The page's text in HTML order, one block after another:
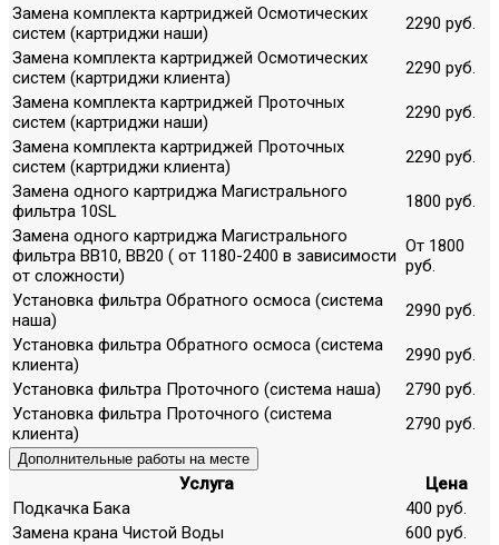
Замена комплекта картриджей Осмотических
систем (картриджи наши)
2290 руб.
Замена комплекта картриджей Осмотических
систем (картриджи клиента)
2290 руб.
Замена комплекта картриджей Проточных
систем (картриджи наши)
2290 руб.
Замена комплекта картриджей Проточных
систем (картриджи клиента)
2290 руб.
Замена одного картриджа Магистрального
фильтра 10SL
1800 руб.
Замена одного картриджа Магистрального
фильтра ВВ10, ВВ20 ( от 1180-2400 в зависимости
от сложности)
От 1800
руб.
Установка фильтра Обратного осмоса (система
наша)
2990 руб.
Установка фильтра Обратного осмоса (система
клиента)
2990 руб.
Установка фильтра Проточного (система наша)
2790 руб.
Установка фильтра Проточного (система
клиента)
2790 руб.
Дополнительные работы на месте
Услуга
Цена
Подкачка Бака
400 руб.
Замена крана Чистой Воды
600 руб.